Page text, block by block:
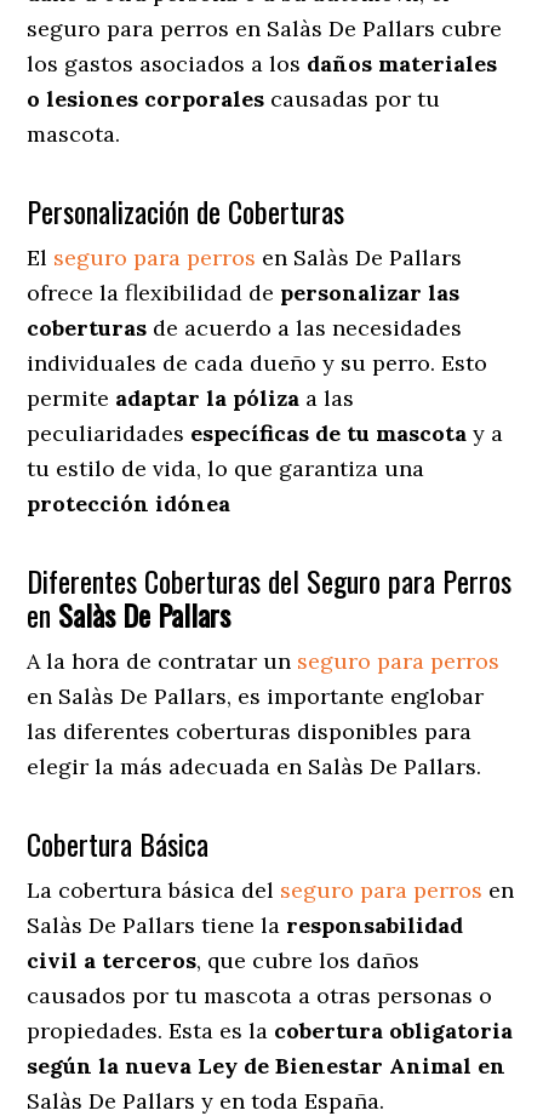
seguro para perros en Salàs De Pallars cubre
los gastos asociados a los daños materiales
o lesiones corporales causadas por tu
mascota.
Personalización de Coberturas
El seguro para perros en Salàs De Pallars
ofrece la flexibilidad de personalizar las
coberturas de acuerdo a las necesidades
individuales de cada dueño y su perro. Esto
permite adaptar la póliza a las
peculiaridades específicas de tu mascota y a
tu estilo de vida, lo que garantiza una
protección idónea
Diferentes Coberturas del Seguro para Perros
en Salàs De Pallars
A la hora de contratar un seguro para perros
en Salàs De Pallars, es importante englobar
las diferentes coberturas disponibles para
elegir la más adecuada en Salàs De Pallars.
Cobertura Básica
La cobertura básica del seguro para perros en
Salàs De Pallars tiene la responsabilidad
civil a terceros, que cubre los daños
causados por tu mascota a otras personas o
propiedades. Esta es la cobertura obligatoria
según la nueva Ley de Bienestar Animal en
Salàs De Pallars y en toda España.